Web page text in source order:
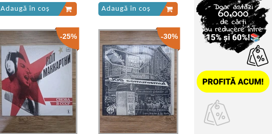
Adaugă în coș Adaugă în coș
-25% -30%